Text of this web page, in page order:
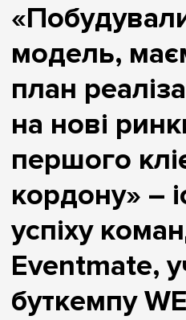
модель,
план
на нові
першого
кордону» –
успіху
Eventmate,
буткемпу